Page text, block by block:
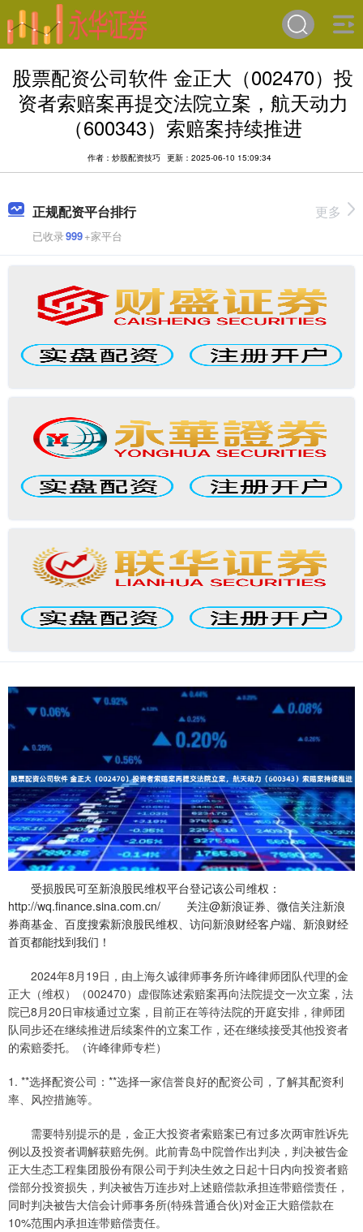
股票配资公司软件 金正大（002470）投
资者索赔案再提交法院立案，航天动力
（600343）索赔案持续推进
作者：炒股配资技巧 更新：2025-06-10 15:09:34
正规配资平台排行
已收录999+家平台
更多
受损股民可至新浪股民维权平台登记该公司维权：
http://wq.finance.sina.com.cn/ 关注@新浪证券、微信关注新浪
券商基金、百度搜索新浪股民维权、访问新浪财经客户端、新浪财经
首页都能找到我们！
2024年8月19日，由上海久诚律师事务所许峰律师团队代理的金
正大（维权）（002470）虚假陈述索赔案再向法院提交一次立案，法
院已8月20日审核通过立案，目前正在等待法院的开庭安排，律师团
队同步还在继续推进后续案件的立案工作，还在继续接受其他投资者
的索赔委托。（许峰律师专栏）
1. **选择配资公司：**选择一家信誉良好的配资公司，了解其配资利
率、风控措施等。
需要特别提示的是，金正大投资者索赔案已有过多次两审胜诉先
例以及投资者调解获赔先例。此前青岛中院曾作出判决，判决被告金
正大生态工程集团股份有限公司于判决生效之日起十日内向投资者赔
偿部分投资损失，判决被告万连步对上述赔偿款承担连带赔偿责任，
同时判决被告大信会计师事务所(特殊普通合伙)对金正大赔偿款在
10%范围内承担连带赔偿责任。